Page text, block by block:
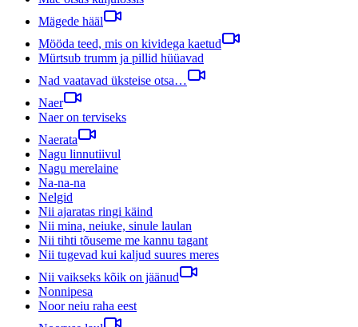
Mägede hääl
Mööda teed, mis on kividega kaetud
Mürtsub trumm ja pillid hüüavad
Nad vaatavad üksteise otsa…
Naer
Naer on terviseks
Naerata
Nagu linnutiivul
Nagu merelaine
Na-na-na
Nelgid
Nii ajaratas ringi käind
Nii mina, neiuke, sinule laulan
Nii tihti tõuseme me kannu tagant
Nii tugevad kui kaljud suures meres
Nii vaikseks kõik on jäänud
Nonnipesa
Noor neiu raha eest